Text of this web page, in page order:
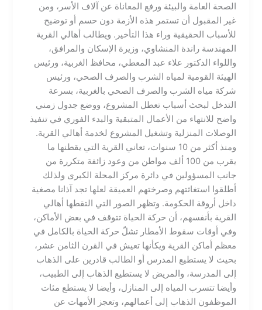
الصحة العامة والبيئة ورفع المعاناة عن آلاف الأسر، ومن
غير المقبول أن تستمر هذه الأزمة دون حسم أو توضيح
للأسباب الحقيقية وراء هذا التأخير. ويطالب أهالي القرية
المهندسة راندة المنشاوي، وزيرة الإسكان والمرافق،
واللواء الدكتور علاء عبد المعطي، محافظ الغربية، ورئيس
الهيئة القومية لمياه الشرب والصرف الصحي، ورئيس
شركة مياه الشرب والصرف الصحي بالغربية، بسرعة
التدخل لبحث أسباب تعطل المشروع، ووضع جدول زمني
واضح للانتهاء من الأعمال المتبقية والبدء الفوري في تنفيذ
الوصلات المنزلية وتشغيل المشروع لخدمة أهالي القرية.
ومنذ أكثر من 10 سنوات، تعاني القرية التي يقطنها ما
يقرب من 100 ألف مواطن من وعود زائفة متكررة من
جانب المسؤولين في دائرة مركز المحلة الكبرى ولذلك
أطلقوا استغاثتهم وصرختهم العميقة لعلها تجد آذانا مصغية
داخل أروقة الحكومة. وتظهر الصور التي التقطها أهالي
القرية بأنفسهم، أن حركة الحياة تتوقف في بعض الأماكن،
وفي أوقات سقوط الأمطار تشلّ حركة الحياة بالكامل في
معظم أماكن القرية ويكأنها تعيش في القرن الثامن عشر،
بحيث لا يستطيع المدرس أو الطالب قادرين على الذهاب
إلى المدرسة، والمريض لا يستطيع الذهاب إلى الطبيب،
وأيضا تتسرب المياه إلى المنازل، وأيضا لا يستطع مئات
الموظفون الذهاب إلى أعمالهم، وتعجز الأمهات عن